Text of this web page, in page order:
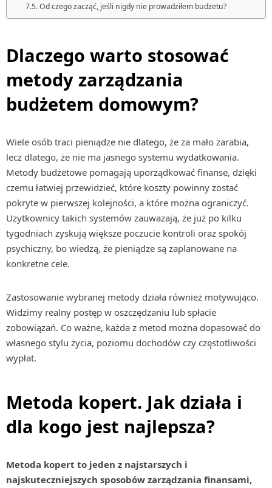
Od czego zacząć, jeśli nigdy nie prowadziłem budżetu?
Dlaczego warto stosować
metody zarządzania
budżetem domowym?
Wiele osób traci pieniądze nie dlatego, że za mało zarabia,
lecz dlatego, że nie ma jasnego systemu wydatkowania.
Metody budżetowe pomagają uporządkować finanse, dzięki
czemu łatwiej przewidzieć, które koszty powinny zostać
pokryte w pierwszej kolejności, a które można ograniczyć.
Użytkownicy takich systemów zauważają, że już po kilku
tygodniach zyskują większe poczucie kontroli oraz spokój
psychiczny, bo wiedzą, że pieniądze są zaplanowane na
konkretne cele.
Zastosowanie wybranej metody działa również motywująco.
Widzimy realny postęp w oszczędzaniu lub spłacie
zobowiązań. Co ważne, każda z metod można dopasować do
własnego stylu życia, poziomu dochodów czy częstotliwości
wypłat.
Metoda kopert. Jak działa i
dla kogo jest najlepsza?
Metoda kopert to jeden z najstarszych i
najskuteczniejszych sposobów zarządzania finansami,